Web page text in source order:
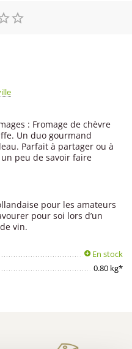
: Fromage de chèvre
Un duo gourmand
Parfait à partager ou à
peu de savoir faire
pour les amateurs
pour soi lors d’un
vin.
En stock
0.80 kg*